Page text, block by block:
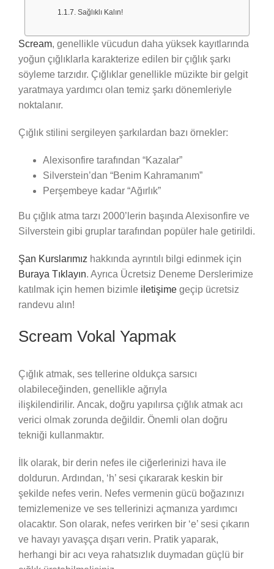
Sağlıklı Kalın!
Scream, genellikle vücudun daha yüksek kayıtlarında
yoğun çığlıklarla karakterize edilen bir çığlık şarkı
söyleme tarzıdır. Çığlıklar genellikle müzikte bir gelgit
yaratmaya yardımcı olan temiz şarkı dönemleriyle
noktalanır.
Çığlık stilini sergileyen şarkılardan bazı örnekler:
Alexisonfire tarafından “Kazalar”
Silverstein’dan “Benim Kahramanım”
Perşembeye kadar “Ağırlık”
Bu çığlık atma tarzı 2000’lerin başında Alexisonfire ve
Silverstein gibi gruplar tarafından popüler hale getirildi.
Şan Kurslarımız hakkında ayrıntılı bilgi edinmek için
Buraya Tıklayın. Ayrıca Ücretsiz Deneme Derslerimize
katılmak için hemen bizimle iletişime geçip ücretsiz
randevu alın!
Scream Vokal Yapmak
Çığlık atmak, ses tellerine oldukça sarsıcı
olabileceğinden, genellikle ağrıyla
ilişkilendirilir. Ancak, doğru yapılırsa çığlık atmak acı
verici olmak zorunda değildir. Önemli olan doğru
tekniği kullanmaktır.
İlk olarak, bir derin nefes ile ciğerlerinizi hava ile
doldurun. Ardından, ‘h’ sesi çıkararak keskin bir
şekilde nefes verin. Nefes vermenin gücü boğazınızı
temizlemenize ve ses tellerinizi açmanıza yardımcı
olacaktır. Son olarak, nefes verirken bir ‘e’ sesi çıkarın
ve havayı yavaşça dışarı verin. Pratik yaparak,
herhangi bir acı veya rahatsızlık duymadan güçlü bir